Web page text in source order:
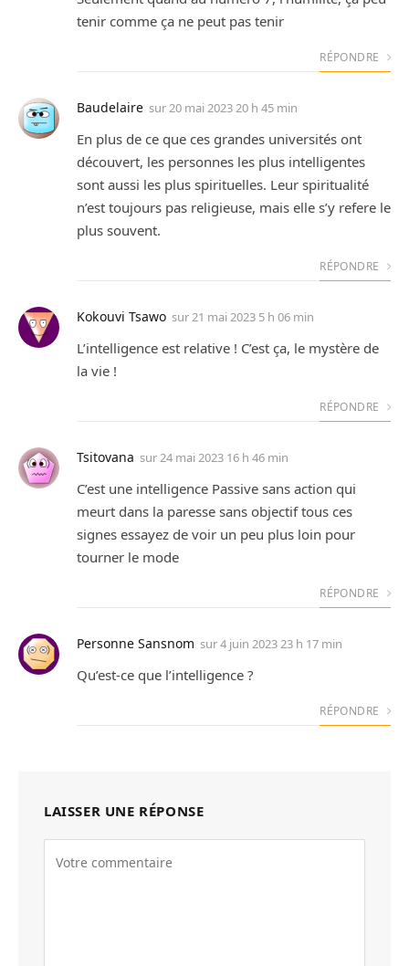
tenir comme ça ne peut pas tenir
RÉPONDRE
Baudelaire sur20 mai 2023 20 h 45 min
En plus de ce que ces grandes universités ont
découvert, les personnes les plus intelligentes
sont aussi les plus spirituelles. Leur spiritualité
n’est toujours pas religieuse, mais elle s’y refere le
plus souvent.
RÉPONDRE
Kokouvi Tsawo sur21 mai 2023 5 h 06 min
L’intelligence est relative ! C’est ça, le mystère de
la vie !
RÉPONDRE
Tsitovana sur24 mai 2023 16 h 46 min
C’est une intelligence Passive sans action qui
meurt dans la paresse sans objectif tous ces
signes essayez de voir un peu plus loin pour
tourner le mode
RÉPONDRE
Personne Sansnom sur4 juin 2023 23 h 17 min
Qu’est-ce que l’intelligence ?
RÉPONDRE
LAISSER UNE RÉPONSE